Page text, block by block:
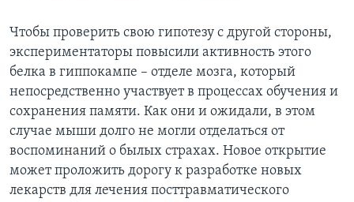
Чтобы проверить свою гипотезу с другой стороны,
экспериментаторы повысили активность этого
белка в гиппокампе – отделе мозга, который
непосредственно участвует в процессах обучения и
сохранения памяти. Как они и ожидали, в этом
случае мыши долго не могли отделаться от
воспоминаний о былых страхах. Новое открытие
может проложить дорогу к разработке новых
лекарств для лечения посттравматического